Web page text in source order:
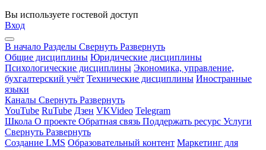
Вы используете гостевой доступ
Вход
В начало Разделы Свернуть Развернуть
Общие дисциплины Юридические дисциплины
Психологические дисциплины Экономика, управление,
бухгалтерский учёт Технические дисциплины Иностранные
языки
Каналы Свернуть Развернуть
YouTube RuTube Дзен VKVideo Telegram
Школа О проекте Обратная связь Поддержать ресурс Услуги
Свернуть Развернуть
Создание LMS Образовательный контент Маркетинг для